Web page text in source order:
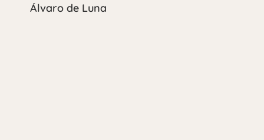
Álvaro de Luna